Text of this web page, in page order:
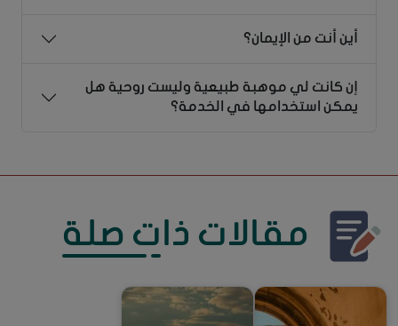
أين أنت من الإيمان؟
إن كانت لي موهبة طبيعية وليست روحية هل
يمكن استخدامها في الخدمة؟
مقالات ذات صلة